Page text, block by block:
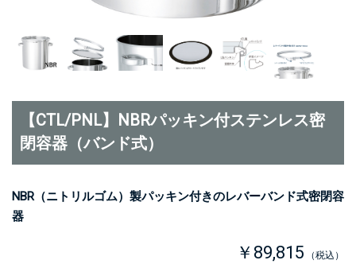
【CTL/PNL】NBRパッキン付ステンレス密
閉容器（バンド式）
NBR（ニトリルゴム）製パッキン付きのレバーバンド式密閉容
器
￥89,815 （税込）